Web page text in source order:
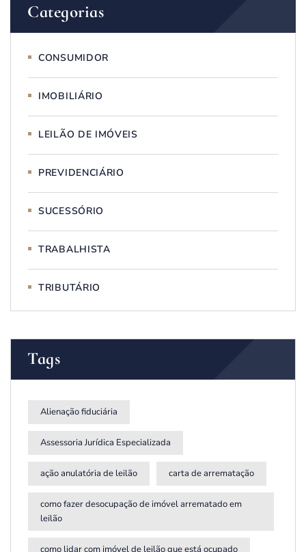
Categorias
CONSUMIDOR
IMOBILIÁRIO
LEILÃO DE IMÓVEIS
PREVIDENCIÁRIO
SUCESSÓRIO
TRABALHISTA
TRIBUTÁRIO
Tags
Alienação fiduciária
Assessoria Jurídica Especializada
ação anulatória de leilão carta de arrematação
como fazer desocupação de imóvel arrematado em
leilão
como lidar com imóvel de leilão que está ocupado